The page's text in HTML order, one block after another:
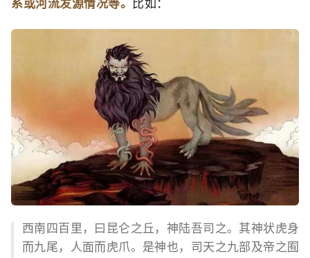
系或河流发源情况等。 比如：
西南四百里，曰昆仑之丘，神陆吾司之。其神状虎身
而九尾，人面而虎爪。是神也，司天之九部及帝之囿